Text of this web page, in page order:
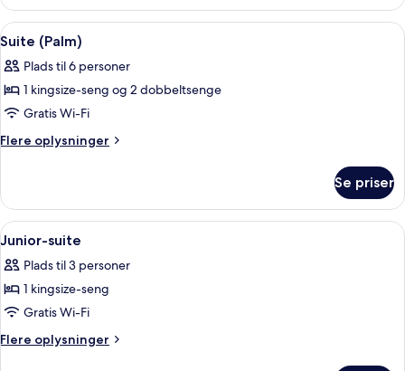
Family
Room
Indlæs
alle
billeder
af
Suite
(Palm)
Et rummeligt soveværelse med en
4
Suite (Palm)
Plads til 6 personer
1 kingsize-seng og 2 dobbeltsenge
Gratis Wi-Fi
Flere oplysninger
Flere
(Palm)
Se priser
Indlæs
alle
billeder
af
Junior-
suite
Et hotelværelse med en stor seng,
3
Junior-suite
Plads til 3 personer
1 kingsize-seng
Gratis Wi-Fi
Flere oplysninger
Flere